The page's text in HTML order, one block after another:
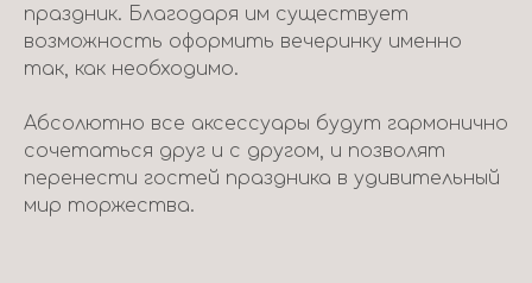
праздник. Благодаря им существует
возможность оформить вечеринку именно
так, как необходимо.
Абсолютно все аксессуары будут гармонично
сочетаться друг и с другом, и позволят
перенести гостей праздника в удивительный
мир торжества.